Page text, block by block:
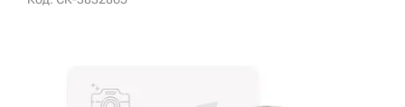
Информация
3D тур по производству